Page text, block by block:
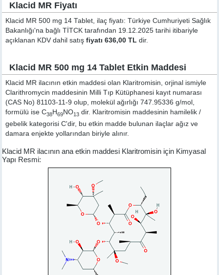
Klacid MR Fiyatı
Klacid MR 500 mg 14 Tablet, ilaç fiyatı: Türkiye Cumhuriyeti Sağlık
Bakanlığı'na bağlı TİTCK tarafından 19.12.2025 tarihi itibariyle
açıklanan KDV dahil satışfiyatı 636,00 TL dir.
Klacid MR 500 mg 14 Tablet Etkin Maddesi
Klacid MR ilacının etkin maddesi olan Klaritromisin, orjinal ismiyle
Clarithromycin maddesinin Milli Tıp Kütüphanesi kayıt numarası
(CAS No) 81103-11-9 olup, molekül ağırlığı 747.95336 g/mol,
formülü ise C38H69NO13 dir. Klaritromisin maddesinin hamilelik /
gebelik kategorisi C'dir, bu etkin madde bulunan ilaçlar ağız ve
damara enjekte yollarından biriyle alınır.
Klacid MR ilacının ana etkin maddesi Klaritromisin için Kimyasal
Yapı Resmi: